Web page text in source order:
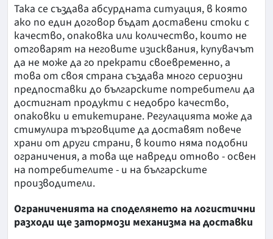
Така се създава абсурдната ситуация, в която
ако по един договор бъдат доставени стоки с
качество, опаковка или количество, които не
отговарят на неговите изисквания, купувачът
да не може да го прекрати своевременно, а
това от своя страна създава много сериозни
предпоставки до българските потребители да
достигнат продукти с недобро качество,
опаковки и етикетиране. Регулацията може да
стимулира търговците да доставят повече
храни от други страни, в които няма подобни
ограничения, а това ще навреди отново - освен
на потребителите - и на българските
производители.
Ограниченията на споделянето на логистични
разходи ще затормози механизма на доставки